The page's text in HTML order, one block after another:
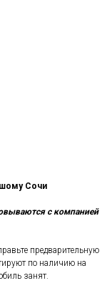
Сочи
с компанией
предварительную
по наличию на
занят.